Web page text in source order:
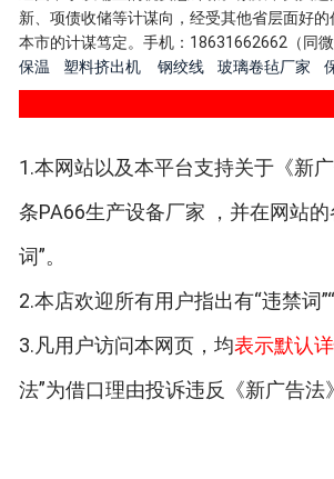
新、项债收储等计谋向，经受其他省层面好
本市的计谋笃定。手机：18631662662（同
保温
塑料挤出机 钢绞线 玻璃卷毡厂家
1.本网站以及本平台支持关于《新
条PA66生产设备厂家 ，并在网站
词”。
2.本店欢迎所有用户指出有“违禁词
3.凡用户访问本网页，均表示默认
法”为借口理由投诉违反《新广告法